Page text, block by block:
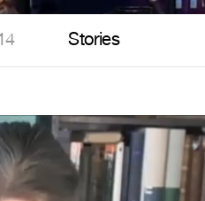
Stories